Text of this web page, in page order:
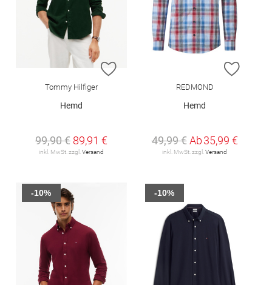
ZUR WUNSCHLISTE HINZUFÜGEN
Tommy Hilfiger
Hemd
99,90 € 89,91 €
inkl. MwSt. zzgl. Versand
ZUR
REDMOND
Hemd
49,99 € Ab35,99 €
inkl. MwSt. zzgl. Versand
-10% -10%